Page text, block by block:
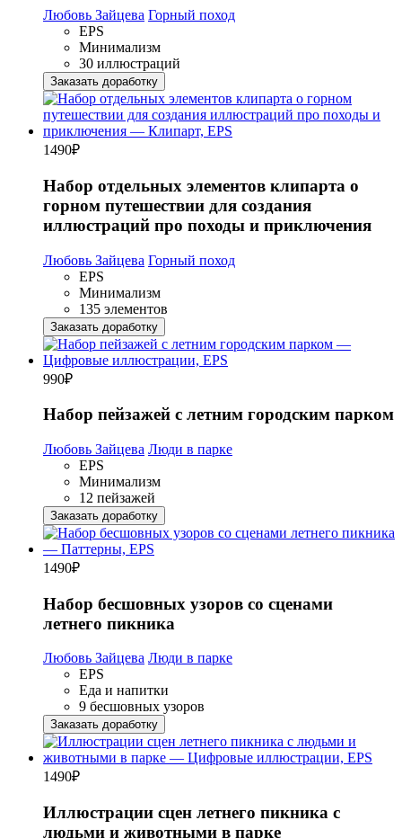
Любовь Зайцева Горный поход
EPS
Минимализм
30 иллюстраций
Заказать доработку
1490₽
Набор отдельных элементов клипарта о
горном путешествии для создания
иллюстраций про походы и приключения
Любовь Зайцева Горный поход
EPS
Минимализм
135 элементов
Заказать доработку
990₽
Набор пейзажей с летним городским парком
Любовь Зайцева Люди в парке
EPS
Минимализм
12 пейзажей
Заказать доработку
1490₽
Набор бесшовных узоров со сценами
летнего пикника
Любовь Зайцева Люди в парке
EPS
Еда и напитки
9 бесшовных узоров
Заказать доработку
1490₽
Иллюстрации сцен летнего пикника с
людьми и животными в парке